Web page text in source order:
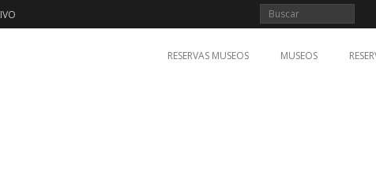
RESERVAS MUSEOS MUSEOS